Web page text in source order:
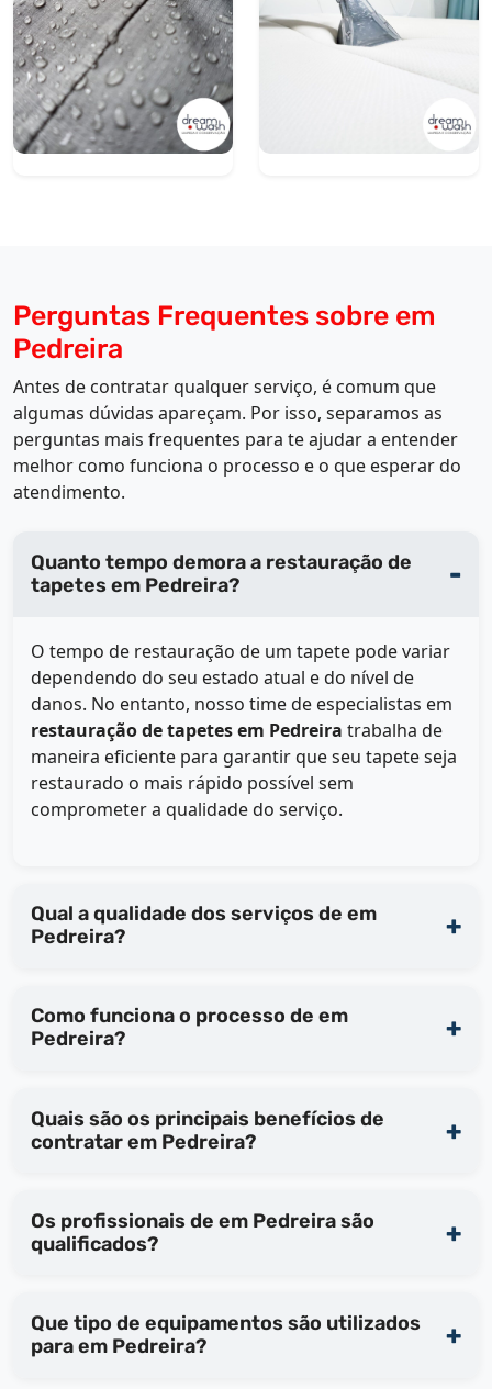
Perguntas Frequentes sobre em
Pedreira
Antes de contratar qualquer serviço, é comum que
algumas dúvidas apareçam. Por isso, separamos as
perguntas mais frequentes para te ajudar a entender
melhor como funciona o processo e o que esperar do
atendimento.
Quanto tempo demora a restauração de
tapetes em Pedreira?
O tempo de restauração de um tapete pode variar
dependendo do seu estado atual e do nível de
danos. No entanto, nosso time de especialistas em
restauração de tapetes em Pedreira trabalha de
maneira eficiente para garantir que seu tapete seja
restaurado o mais rápido possível sem
comprometer a qualidade do serviço.
Qual a qualidade dos serviços de em
Pedreira?
Como funciona o processo de em
Pedreira?
Quais são os principais benefícios de
contratar em Pedreira?
Os profissionais de em Pedreira são
qualificados?
Que tipo de equipamentos são utilizados
para em Pedreira?